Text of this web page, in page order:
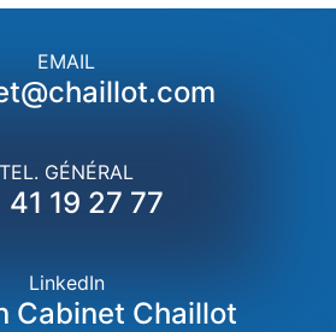
EMAIL
TEL. GÉNÉRAL
41 19 27 77
LinkedIn
Cabinet Chaillot